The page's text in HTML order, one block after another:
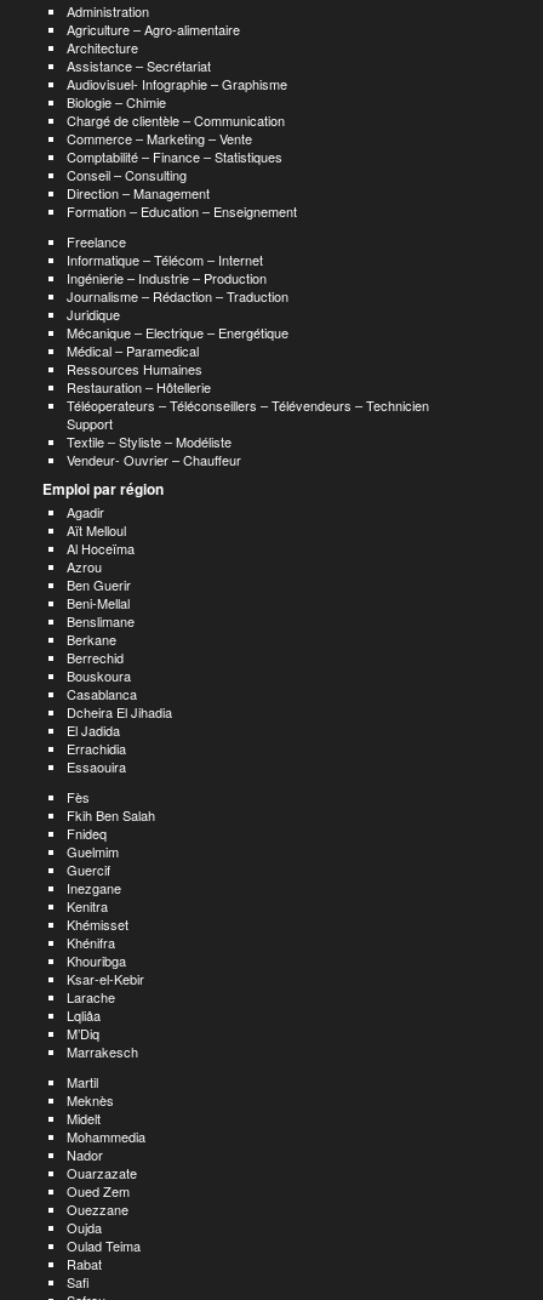
Administration
Agriculture – Agro-alimentaire
Architecture
Assistance – Secrétariat
Audiovisuel- Infographie – Graphisme
Biologie – Chimie
Chargé de clientèle – Communication
Commerce – Marketing – Vente
Comptabilité – Finance – Statistiques
Conseil – Consulting
Direction – Management
Formation – Education – Enseignement
Freelance
Informatique – Télécom – Internet
Ingénierie – Industrie – Production
Journalisme – Rédaction – Traduction
Juridique
Mécanique – Electrique – Energétique
Médical – Paramedical
Ressources Humaines
Restauration – Hôtellerie
Téléoperateurs – Téléconseillers – Télévendeurs – Technicien
Support
Textile – Styliste – Modéliste
Vendeur- Ouvrier – Chauffeur
Emploi par région
Agadir
Aït Melloul
Al Hoceïma
Azrou
Ben Guerir
Beni-Mellal
Benslimane
Berkane
Berrechid
Bouskoura
Casablanca
Dcheira El Jihadia
El Jadida
Errachidia
Essaouira
Fès
Fkih Ben Salah
Fnideq
Guelmim
Guercif
Inezgane
Kenitra
Khémisset
Khénifra
Khouribga
Ksar-el-Kebir
Larache
Lqliâa
M’Diq
Marrakesch
Martil
Meknès
Midelt
Mohammedia
Nador
Ouarzazate
Oued Zem
Ouezzane
Oujda
Oulad Teima
Rabat
Safi